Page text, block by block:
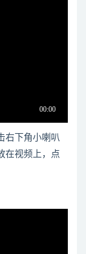
右下角小喇叭
在视频上，点